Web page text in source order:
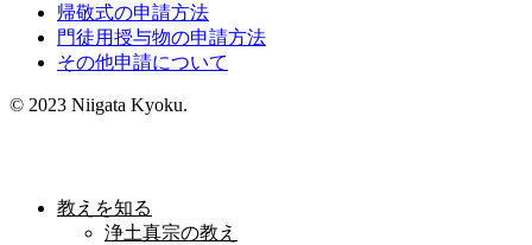
帰敬式の申請方法
門徒用授与物の申請方法
その他申請について
© 2023 Niigata Kyoku.
教えを知る
浄土真宗の教え